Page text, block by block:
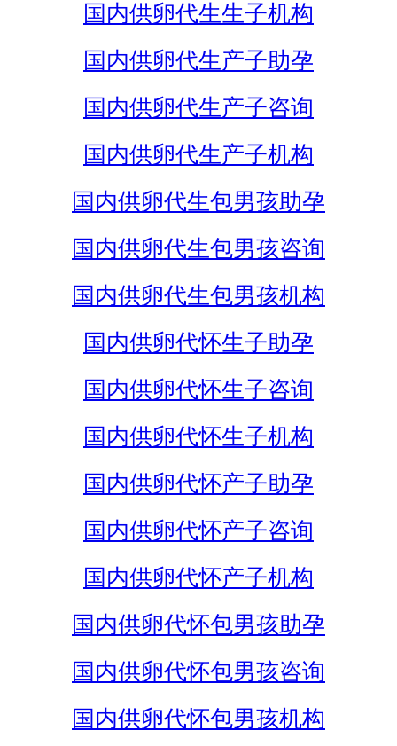
国内供卵代生生子机构
国内供卵代生产子助孕
国内供卵代生产子咨询
国内供卵代生产子机构
国内供卵代生包男孩助孕
国内供卵代生包男孩咨询
国内供卵代生包男孩机构
国内供卵代怀生子助孕
国内供卵代怀生子咨询
国内供卵代怀生子机构
国内供卵代怀产子助孕
国内供卵代怀产子咨询
国内供卵代怀产子机构
国内供卵代怀包男孩助孕
国内供卵代怀包男孩咨询
国内供卵代怀包男孩机构